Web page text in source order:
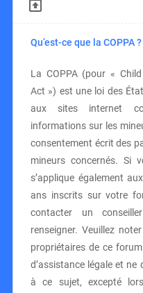
Qu’est-ce que la COPPA ?
La COPPA (pour «
Act ») est une loi des
aux sites internet
informations sur les
consentement écrit des
mineurs concernés. Si
s’applique également
ans inscrits sur votre
contacter un
renseigner. Veuillez
propriétaires de ce
d’assistance légale et
à ce sujet, excepté